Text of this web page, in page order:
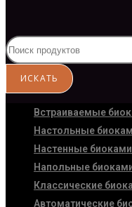
Встраиваемые
Настoльные
Настенные
Напольные
Классические
Автоматические